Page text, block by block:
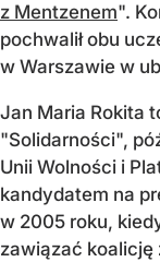
z Mentzenem".
pochwalił obu
w Warszawie w
Jan Maria Rokita
"Solidarności",
Unii Wolności i
kandydatem na
w 2005 roku,
zawiązać koalicję